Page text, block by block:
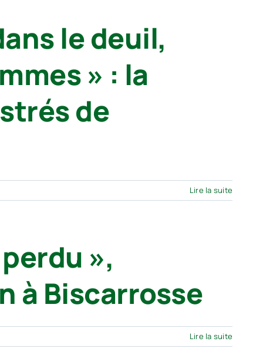
le deuil,
» : la
de
Lire la suite
»,
à Biscarrosse
Lire la suite